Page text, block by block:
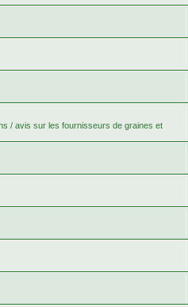
/ avis sur les fournisseurs de graines et